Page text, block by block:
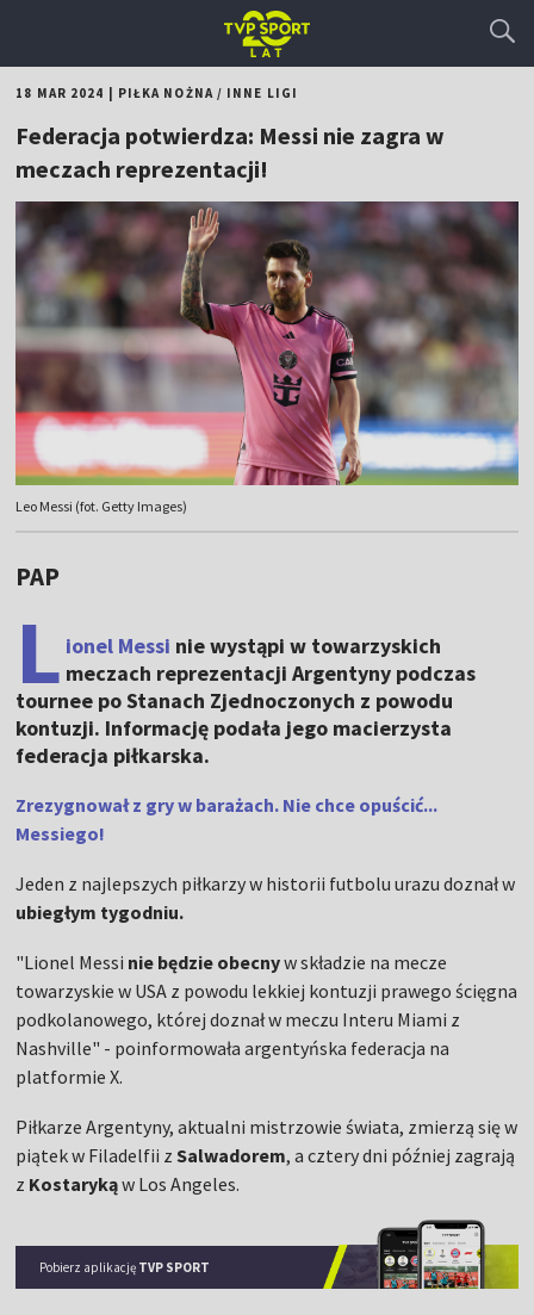
18 MAR 2024 PIŁKA NOŻNA/ INNE LIGI
Federacja potwierdza: Messi nie zagra w
meczach reprezentacji!
Leo Messi (fot. Getty Images)
PAP
L ionel Messi nie wystąpi w towarzyskich
meczach reprezentacji Argentyny podczas
tournee po Stanach Zjednoczonych z powodu
kontuzji. Informację podała jego macierzysta
federacja piłkarska.
Zrezygnował z gry w barażach. Nie chce opuścić...
Messiego!
Jeden z najlepszych piłkarzy w historii futbolu urazu doznał w
ubiegłym tygodniu.
"Lionel Messi nie będzie obecnyw składzie na mecze
towarzyskie w USA z powodu lekkiej kontuzji prawego ścięgna
podkolanowego, której doznał w meczu Interu Miami z
Nashville" - poinformowała argentyńska federacja na
platformie X.
Piłkarze Argentyny, aktualni mistrzowie świata, zmierzą się w
piątek w Filadelfii zSalwadorem, a cztery dni później zagrają
z Kostarykąw Los Angeles.
Pobierz aplikację TVP SPORT